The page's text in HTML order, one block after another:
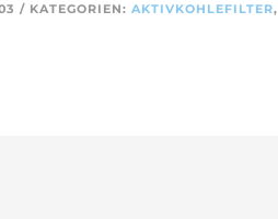
KATEGORIEN:AKTIVKOHLEFILTER,